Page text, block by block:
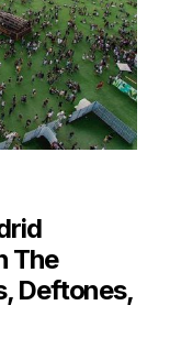
The
Deftones,